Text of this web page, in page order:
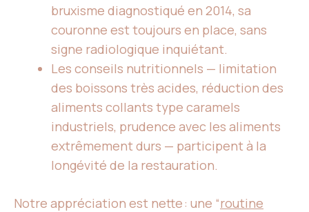
bruxisme diagnostiqué en 2014, sa
couronne est toujours en place, sans
signe radiologique inquiétant.
Les conseils nutritionnels — limitation
des boissons très acides, réduction des
aliments collants type caramels
industriels, prudence avec les aliments
extrêmement durs — participent à la
longévité de la restauration.
Notre appréciation est nette : une “routine